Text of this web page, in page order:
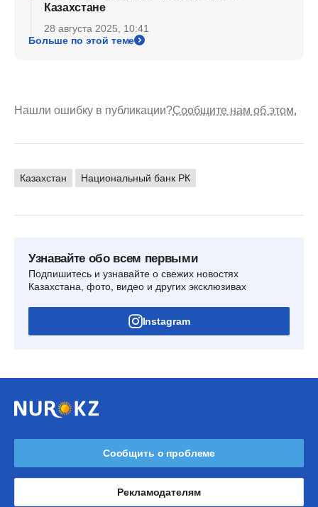
Казахстане
28 августа 2025, 10:41
Больше по этой теме
Нашли ошибку в публикации?Сообщите нам об этом.
Казахстан Национальный банк РК
Узнавайте обо всем первыми
Подпишитесь и узнавайте о свежих новостях
Казахстана, фото, видео и других эксклюзивах
Instagram
Сообщить о проблеме
Рекламодателям